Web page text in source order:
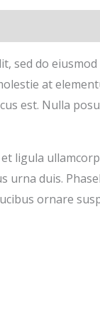
sed do
at
est. Nulla
ligula
urna duis.
ornare